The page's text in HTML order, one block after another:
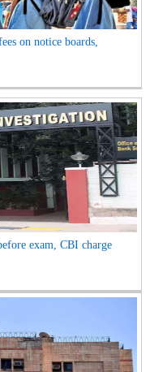
on notice boards,
exam, CBI charge